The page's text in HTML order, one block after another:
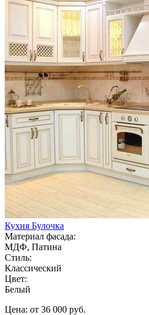
Кухня Булочка
Материал фасада:
МДФ, Патина
Стиль:
Классический
Цвет:
Белый
Цена: от 36 000 руб.